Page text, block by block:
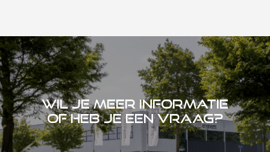
Wil je meer informatie
of heb je een vraag?